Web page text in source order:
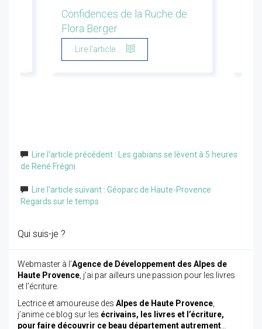
Confidences de la Ruche de
Flora Berger
Lire l'article...
Lire l'article précédent : Les gabians se lèvent à 5 heures
de René Frégni
Lire l'article suivant : Géoparc de Haute-Provence
Regards sur le temps
Qui suis-je ?
Webmaster à l’Agence de Développement des Alpes de
Haute Provence , j’ai par ailleurs une passion pour les livres
et l’écriture.
Lectrice et amoureuse des Alpes de Haute Provence
j’anime ce blog sur les écrivains, les livres et l’écriture,
pour faire découvrir ce beau département autrement